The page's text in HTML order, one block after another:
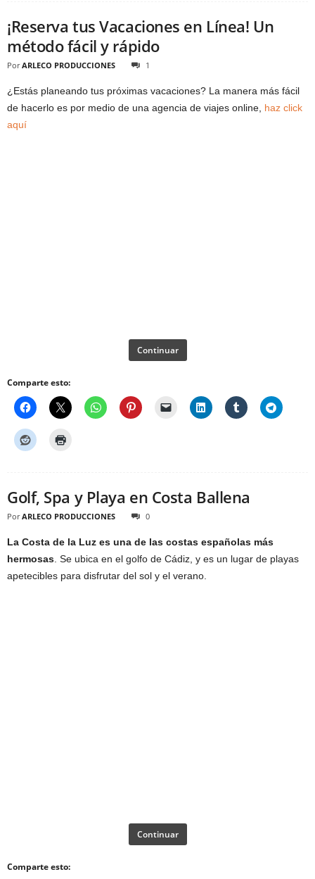
¡Reserva tus Vacaciones en Línea! Un
método fácil y rápido
Por ARLECO PRODUCCIONES 1
¿Estás planeando tus próximas vacaciones? La manera más fácil
de hacerlo es por medio de una agencia de viajes online, haz click
aquí
Continuar
Comparte esto:
Golf, Spa y Playa en Costa Ballena
Por ARLECO PRODUCCIONES 0
La Costa de la Luz es una de las costas españolas más
hermosas . Se ubica en el golfo de Cádiz, y es un lugar de playas
apetecibles para disfrutar del sol y el verano.
Continuar
Comparte esto: